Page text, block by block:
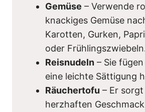
Gemüse – Verwende
knackiges Gemüse
Karotten, Gurken,
oder
Reisnudeln – Sie
eine leichte Sättigung
Räuchertofu – Er
herzhaften